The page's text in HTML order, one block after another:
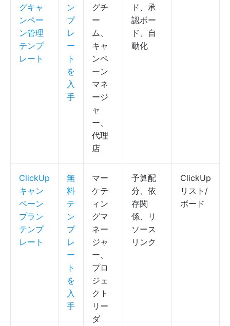
グキャ
ンペー
ン管理
テンプ
レート
ン
プ
レ
ー
ト
を
入
手
グチ
ー
ム、
キャ
ンペ
ーン
マネ
ージ
ャ
ー、
代理
店
ド、承
認ボー
ド、自
動化
ClickUp
キャン
ペーン
プラン
テンプ
レート
無
料
テ
ン
プ
レ
ー
ト
を
入
手
マー
ケテ
ィン
グマ
ネー
ジャ
ー、
プロ
ジェ
クト
リー
ダ
予算配
分、依
存関
係、リ
ソース
リンク
ClickUp
リスト/
ボード